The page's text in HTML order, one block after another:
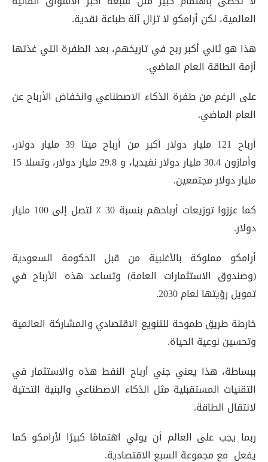
العالمية، لكن أرامكو لا تزال آلة طباعة نقدية.
هذا هو ثاني أكبر ربح في تاريخهم، بعد الطفرة التي غذتها
أزمة الطاقة العام الماضي.
على الرغم من طفرة الذكاء الاصطناعي وانخفاض الأرباح عن
العام الماضي.
أرباح 121 مليار دولار أكبر من أرباح ميتا 39 مليار دولار،
وأمازون 30.4 مليار دولار نفيديا، و 29.8 مليار دولار، وتسلا 15
مليار دولار مجتمعين.
كما عززوا توزيعات أرباحهم بنسبة 30 ٪ لتصل إلى 100 مليار
دولار.
أرامكو مملوكة بالأغلبية من قبل الحكومة السعودية
(وصندوق الاستثمارات العامة) وتساعد هذه الأرباح في
تمويل رؤيتها لعام 2030.
خارطة طريق طموحة للتنويع الاقتصادي والمشاركة العالمية
وتحسين نوعية الحياة.
ببساطة، هذا يعني جني أرباح النفط هذه والاستثمار في
التقنيات المستقبلية مثل الذكاء الاصطناعي والبنية التحتية
لانتقال الطاقة.
ربما يجب على العالم أن يولي اهتمامًا كبيرًا لأرامكو كما
يفعل مع مجموعة السبع الاقتصادية.